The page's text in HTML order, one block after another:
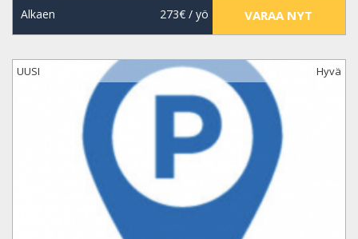
Alkaen 273€/ yö VARAA NYT
UUSI Hyvä